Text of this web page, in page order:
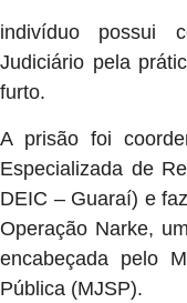
indivíduo possui
Judiciário pela
furto.
A prisão foi
Especializada de
DEIC – Guaraí) e
Operação Narke,
encabeçada pelo
Pública (MJSP).